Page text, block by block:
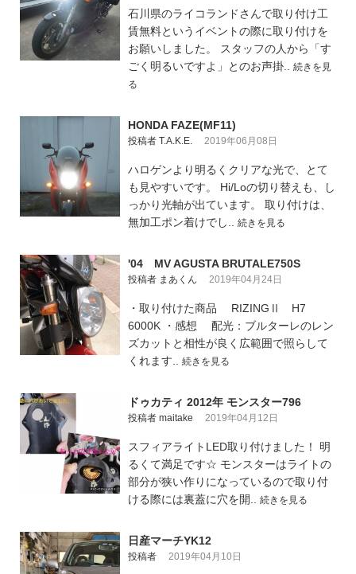
石川県のライコランドさんで取り付け工
賃無料というイベントの際に取り付けを
お願いしました。 スタッフの人から「す
ごく明るいですよ」とのお声掛.. 続きを見
る
HONDA FAZE(MF11)
投稿者 T.A.K.E. 2019年06月08日
ハロゲンより明るくクリアな光で、とて
も見やすいです。 Hi/Loの切り替えも、し
っかり光軸が出ています。 取り付けは、
無加工ポン着けでし.. 続きを見る
'04 MV AGUSTA BRUTALE750S
投稿者 まあくん 2019年04月24日
・取り付けた商品 RIZINGⅡ H7
6000K ・感想 配光：ブルターレのレン
ズカットと相性が良く広範囲で照らして
くれます.. 続きを見る
ドゥカティ 2012年 モンスター796
投稿者 maitake 2019年04月12日
スフィアライトLED取り付けました！ 明
るくて満足です☆ モンスターはライトの
部分が狭い作りになっているので取り付
ける際には裏蓋に穴を開.. 続きを見る
日産マーチYK12
投稿者 2019年04月10日